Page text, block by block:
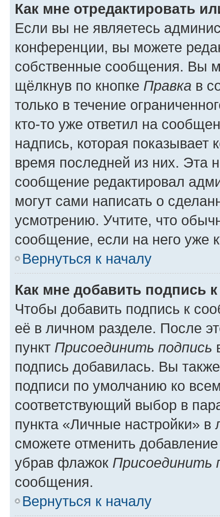
Как мне отредактировать
Если вы не являетесь
конференции, вы можете
собственные сообщения. Вы
щёлкнув по кнопке Правка в
только в течение
кто-то уже ответил на
надпись, которая показывает
время последней из них. Эта
сообщение редактировал
могут сами написать о
усмотрению. Учтите, что
сообщение, если на него уже
Вернуться к началу
Как мне добавить подпись
Чтобы добавить подпись к
её в личном разделе. После
пункт Присоединить подпись
подпись добавилась. Вы
подписи по умолчанию ко
соответствующий выбор в
пункта «Личные настройки»
сможете отменить
убрав флажок Присоединить
сообщения.
Вернуться к началу